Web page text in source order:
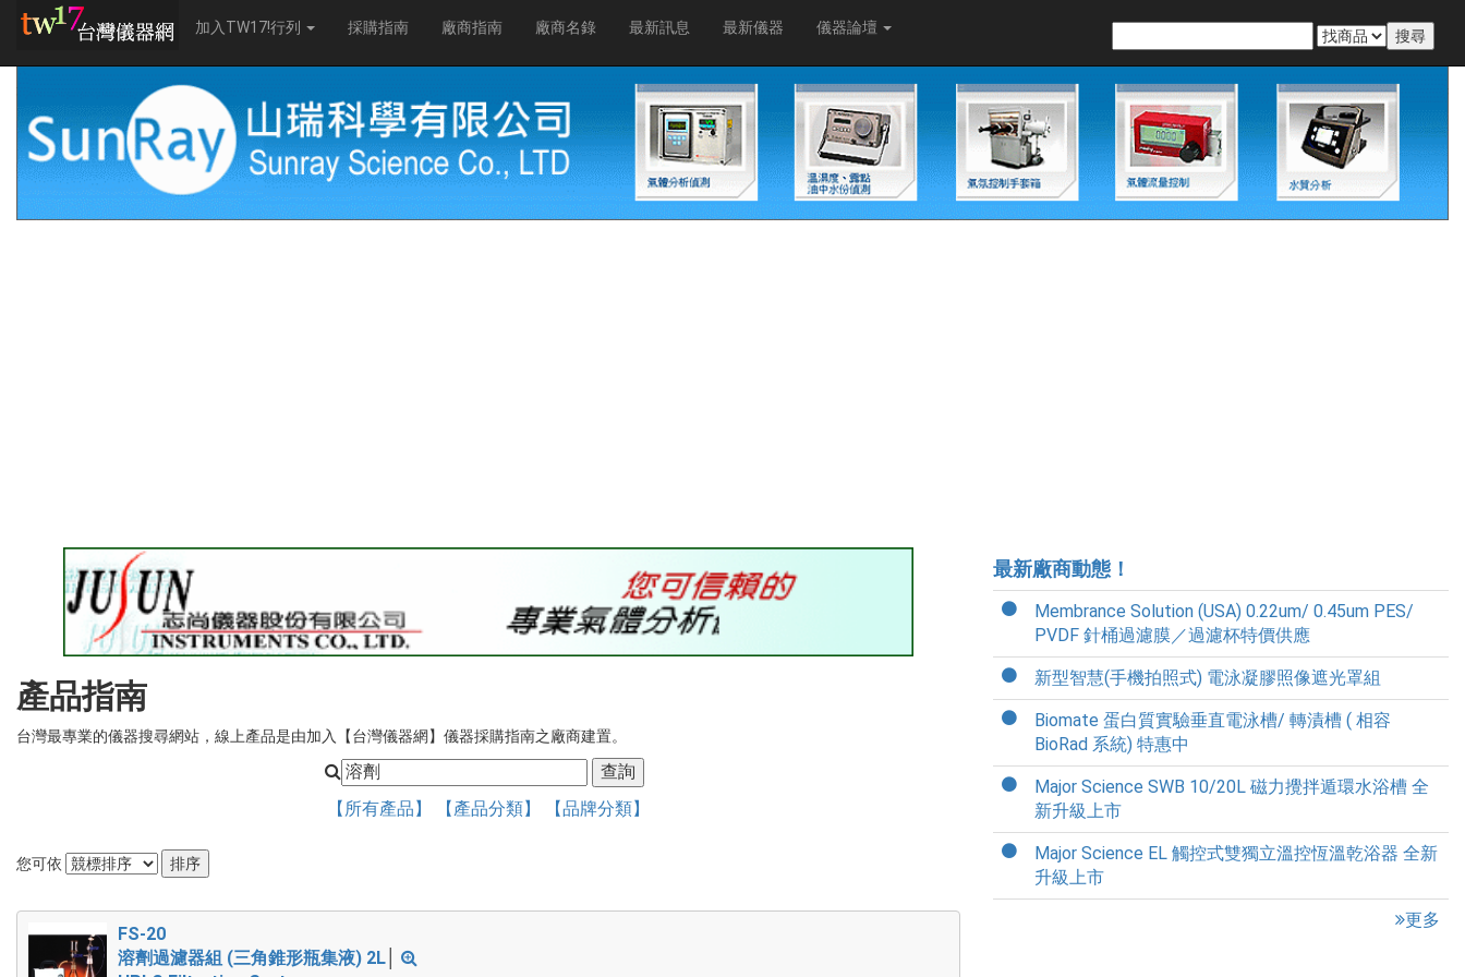
加入TW17!行列 採購指南 廠商指南 廠商名錄 最新訊息 最新儀器 儀器論壇
產品指南
台灣最專業的儀器搜尋網站，線上產品是由加入【台灣儀器網】儀器採購指南之廠商建置。
【所有產品】 【產品分類】 【品牌分類】
您可依
FS-20
溶劑過濾器組 (三角錐形瓶集液) 2L
最新廠商動態！
Membrance Solution (USA) 0.22um/ 0.45um PES/
PVDF 針桶過濾膜／過濾杯特價供應
新型智慧(手機拍照式) 電泳凝膠照像遮光罩組
Biomate 蛋白質實驗垂直電泳槽/ 轉漬槽 ( 相容
BioRad 系統) 特惠中
Major Science SWB 10/20L 磁力攪拌遁環水浴槽 全
新升級上市
Major Science EL 觸控式雙獨立溫控恆溫乾浴器 全新
升級上市
更多